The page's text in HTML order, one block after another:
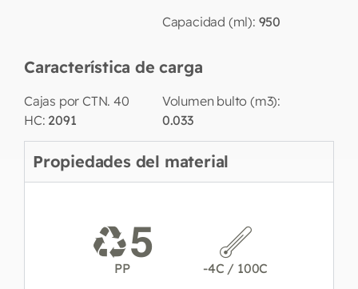
Capacidad (ml): 950
Característica de carga
Cajas por CTN. 40
HC: 2091
Volumen bulto (m3):
0.033
Propiedades del material
PP -4C / 100C